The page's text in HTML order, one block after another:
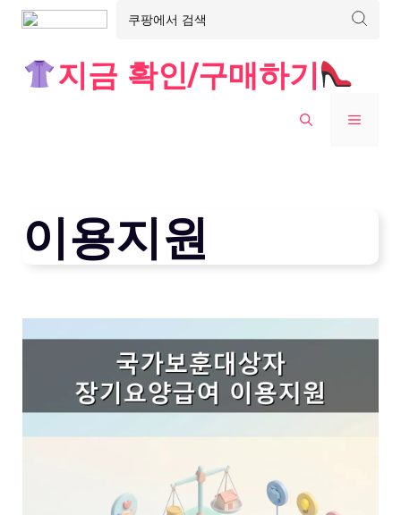
지금 확인/구매하기
MENU
이용지원